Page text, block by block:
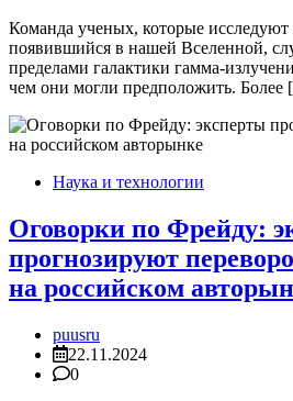
Команда ученых, которые исследуют
появившийся в нашей Вселенной,
пределами галактики гамма-
чем они могли предположить.
Наука и технологии
Оговорки по Фрейду:
прогнозируют
на российском
puusru
22.11.2024
0